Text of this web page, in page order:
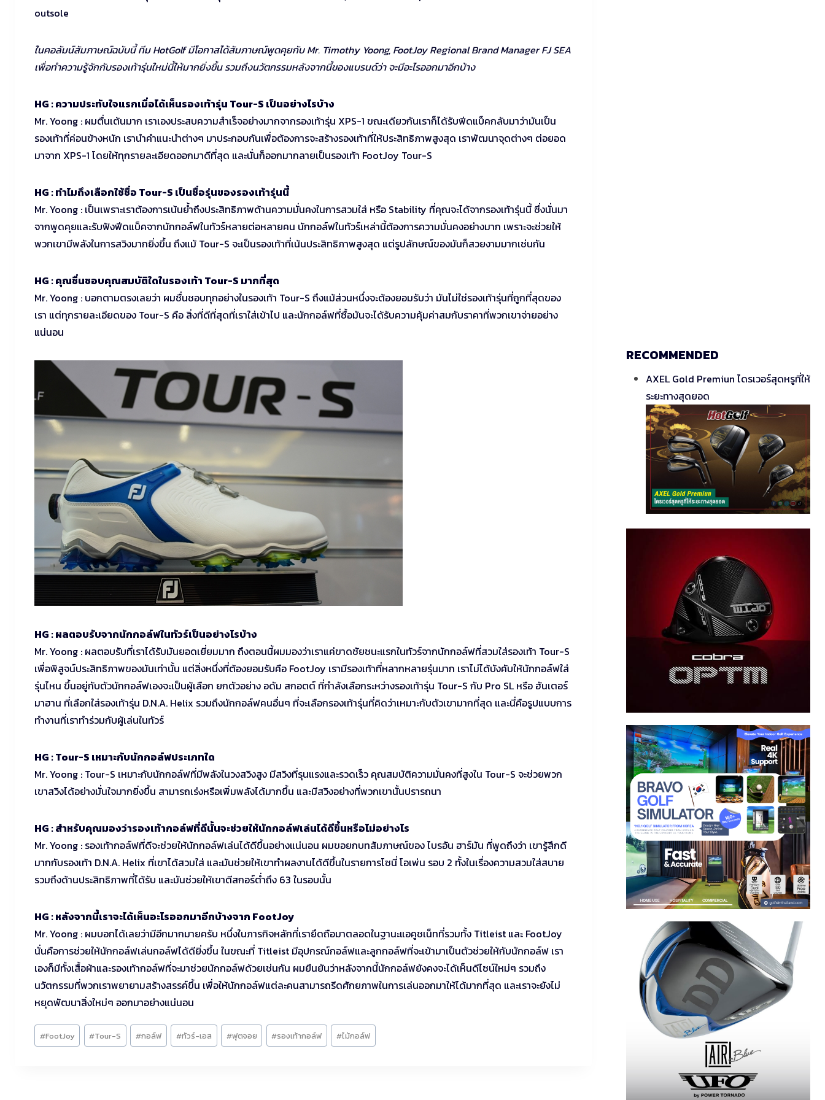
outsole
ในคอลัมน์สัมภาษณ์ฉบับนี้ ทีม HotGolf มีโอกาสได้สัมภาษณ์พูดคุยกับ Mr. Timothy Yoong, FootJoy Regional Brand Manager FJ SEA
เพื่อทำความรู้จักกับรองเท้ารุ่นใหม่นี้ให้มากยิ่งขึ้น รวมถึงนวัตกรรมหลังจากนี้ของแบรนด์ว่า จะมีอะไรออกมาอีกบ้าง
HG : ความประทับใจแรกเมื่อได้เห็นรองเท้ารุ่น Tour-S เป็นอย่างไรบ้าง
Mr. Yoong : ผมตื่นเต้นมาก เราเองประสบความสำเร็จอย่างมากจากรองเท้ารุ่น XPS-1 ขณะเดียวกันเราก็ได้รับฟีดแบ็คกลับมาว่ามันเป็น
รองเท้าที่ค่อนข้างหนัก เรานำคำแนะนำต่างๆ มาประกอบกันเพื่อต้องการจะสร้างรองเท้าที่ให้ประสิทธิภาพสูงสุด เราพัฒนาจุดต่างๆ ต่อยอด
มาจาก XPS-1 โดยให้ทุกรายละเอียดออกมาดีที่สุด และนั่นก็ออกมากลายเป็นรองเท้า FootJoy Tour-S
HG : ทำไมถึงเลือกใช้ชื่อ Tour-S เป็นชื่อรุ่นของรองเท้ารุ่นนี้
Mr. Yoong : เป็นเพราะเราต้องการเน้นย้ำถึงประสิทธิภาพด้านความมั่นคงในการสวมใส่ หรือ Stability ที่คุณจะได้จากรองเท้ารุ่นนี้ ซึ่งนั่นมา
จากพูดคุยและรับฟังฟีดแบ็คจากนักกอล์ฟในทัวร์หลายต่อหลายคน นักกอล์ฟในทัวร์เหล่านี้ต้องการความมั่นคงอย่างมาก เพราะจะช่วยให้
พวกเขามีพลังในการสวิงมากยิ่งขึ้น ถึงแม้ Tour-S จะเป็นรองเท้าที่เน้นประสิทธิภาพสูงสุด แต่รูปลักษณ์ของมันก็สวยงามมากเช่นกัน
HG : คุณชื่นชอบคุณสมบัติใดในรองเท้า Tour-S มากที่สุด
Mr. Yoong : บอกตามตรงเลยว่า ผมชื่นชอบทุกอย่างในรองเท้า Tour-S ถึงแม้ส่วนหนึ่งจะต้องยอมรับว่า มันไม่ใช่รองเท้ารุ่นที่ถูกที่สุดของ
เรา แต่ทุกรายละเอียดของ Tour-S คือ สิ่งที่ดีที่สุดที่เราใส่เข้าไป และนักกอล์ฟที่ซื้อมันจะได้รับความคุ้มค่าสมกับราคาที่พวกเขาจ่ายอย่าง
แน่นอน
HG : ผลตอบรับจากนักกอล์ฟในทัวร์เป็นอย่างไรบ้าง
Mr. Yoong : ผลตอบรับที่เราได้รับมันยอดเยี่ยมมาก ถึงตอนนี้ผมมองว่าเราแค่ขาดชัยชนะแรกในทัวร์จากนักกอล์ฟที่สวมใส่รองเท้า Tour-S
เพื่อพิสูจน์ประสิทธิภาพของมันเท่านั้น แต่สิ่งหนึ่งที่ต้องยอมรับคือ FootJoy เรามีรองเท้าที่หลากหลายรุ่นมาก เราไม่ได้บังคับให้นักกอล์ฟใส่
รุ่นไหน ขึ้นอยู่กับตัวนักกอล์ฟเองจะเป็นผู้เลือก ยกตัวอย่าง อดัม สกอตต์ ที่กำลังเลือกระหว่างรองเท้ารุ่น Tour-S กับ Pro SL หรือ ฮันเตอร์
มาฮาน ที่เลือกใส่รองเท้ารุ่น D.N.A. Helix รวมถึงนักกอล์ฟคนอื่นๆ ที่จะเลือกรองเท้ารุ่นที่คิดว่าเหมาะกับตัวเขามากที่สุด และนี่คือรูปแบบการ
ทำงานที่เราทำร่วมกับผู้เล่นในทัวร์
HG : Tour-S เหมาะกับนักกอล์ฟประเภทใด
Mr. Yoong : Tour-S เหมาะกับนักกอล์ฟที่มีพลังในวงสวิงสูง มีสวิงที่รุนแรงและรวดเร็ว คุณสมบัติความมั่นคงที่สูงใน Tour-S จะช่วยพวก
เขาสวิงได้อย่างมั่นใจมากยิ่งขึ้น สามารถเร่งหรือเพิ่มพลังได้มากขึ้น และมีสวิงอย่างที่พวกเขานั้นปรารถนา
HG : สำหรับคุณมองว่ารองเท้ากอล์ฟที่ดีนั้นจะช่วยให้นักกอล์ฟเล่นได้ดีขึ้นหรือไม่อย่างไร
Mr. Yoong : รองเท้ากอล์ฟที่ดีจะช่วยให้นักกอล์ฟเล่นได้ดีขึ้นอย่างแน่นอน ผมขอยกบทสัมภาษณ์ของ ไบรอัน ฮาร์มัน ที่พูดถึงว่า เขารู้สึกดี
มากกับรองเท้า D.N.A. Helix ที่เขาได้สวมใส่ และมันช่วยให้เขาทำผลงานได้ดีขึ้นในรายการโซนี่ โอเพ่น รอบ 2 ทั้งในเรื่องความสวมใส่สบาย
รวมถึงด้านประสิทธิภาพที่ได้รับ และมันช่วยให้เขาตีสกอร์ต่ำถึง 63 ในรอบนั้น
HG : หลังจากนี้เราจะได้เห็นอะไรออกมาอีกบ้างจาก FootJoy
Mr. Yoong : ผมบอกได้เลยว่ามีอีกมากมายครับ หนึ่งในภารกิจหลักที่เรายึดถือมาตลอดในฐานะแอคูชเน็ทที่รวมทั้ง Titleist และ FootJoy
นั่นคือการช่วยให้นักกอล์ฟเล่นกอล์ฟได้ดียิ่งขึ้น ในขณะที่ Titleist มีอุปกรณ์กอล์ฟและลูกกอล์ฟที่จะเข้ามาเป็นตัวช่วยให้กับนักกอล์ฟ เรา
เองก็มีทั้งเสื้อผ้าและรองเท้ากอล์ฟที่จะมาช่วยนักกอล์ฟด้วยเช่นกัน ผมยืนยันว่าหลังจากนี้นักกอล์ฟยังคงจะได้เห็นดีไซน์ใหม่ๆ รวมถึง
นวัตกรรมที่พวกเราพยายามสร้างสรรค์ขึ้น เพื่อให้นักกอล์ฟแต่ละคนสามารถรีดศักยภาพในการเล่นออกมาให้ได้มากที่สุด และเราจะยังไม่
หยุดพัฒนาสิ่งใหม่ๆ ออกมาอย่างแน่นอน
Post
Tags:
#FootJoy #Tour-S #กอล์ฟ #ทัวร์-เอส #ฟุตจอย #รองเท้ากอล์ฟ #ไม้กอล์ฟ
RECOMMENDED
AXEL Gold Premiun ไดรเวอร์สุดหรูที่ให้
ระยะทางสุดยอด